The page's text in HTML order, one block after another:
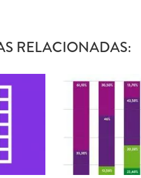
RELACIONADAS: